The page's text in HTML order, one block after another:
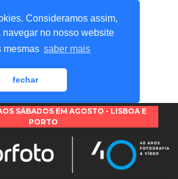
Consideramos assim,
no nosso website
mesmas saber mais
fechar
SÁBADOS EM AGOSTO - LISBOA E
PORTO